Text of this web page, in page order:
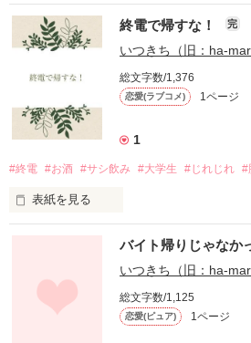
終電で帰すな！ 完
いつきち（旧：ha-
総文字数/1,376
恋愛(ラブコメ) 1ページ
1
#終電 #お酒 #サシ飲み #大学生 #じれじれ #
表紙を見る
“そういう事”——じゃないのかな
始まりそうで始まらない？
終電をめぐる二人の攻防戦
バイト帰りじゃなか
いつきち（旧：ha-
総文字数/1,125
恋愛(ピュア) 1ページ